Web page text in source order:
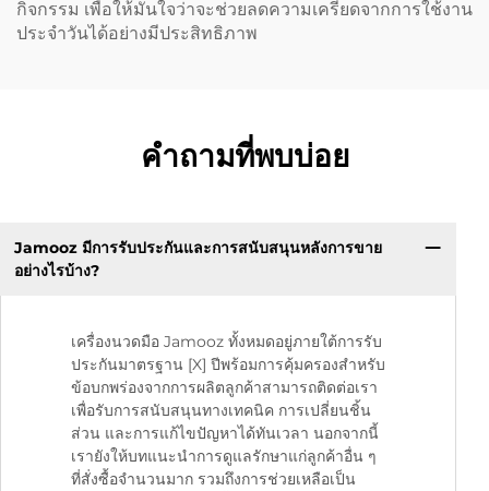
กิจกรรม เพื่อให้มั่นใจว่าจะช่วยลดความเครียดจากการใช้งาน
ประจำวันได้อย่างมีประสิทธิภาพ
คำถามที่พบบ่อย
Jamooz มีการรับประกันและการสนับสนุนหลังการขาย
อย่างไรบ้าง?
เครื่องนวดมือ Jamooz ทั้งหมดอยู่ภายใต้การรับ
ประกันมาตรฐาน [X] ปีพร้อมการคุ้มครองสำหรับ
ข้อบกพร่องจากการผลิตลูกค้าสามารถติดต่อเรา
เพื่อรับการสนับสนุนทางเทคนิค การเปลี่ยนชิ้น
ส่วน และการแก้ไขปัญหาได้ทันเวลา นอกจากนี้
เรายังให้บทแนะนำการดูแลรักษาแก่ลูกค้าอื่น ๆ
ที่สั่งซื้อจำนวนมาก รวมถึงการช่วยเหลือเป็น